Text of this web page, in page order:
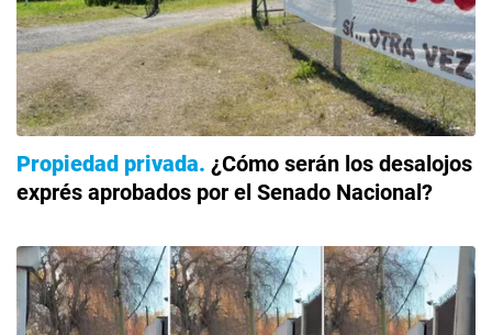
Propiedad privada ¿Cómo serán los desalojos
exprés aprobados por el Senado Nacional?